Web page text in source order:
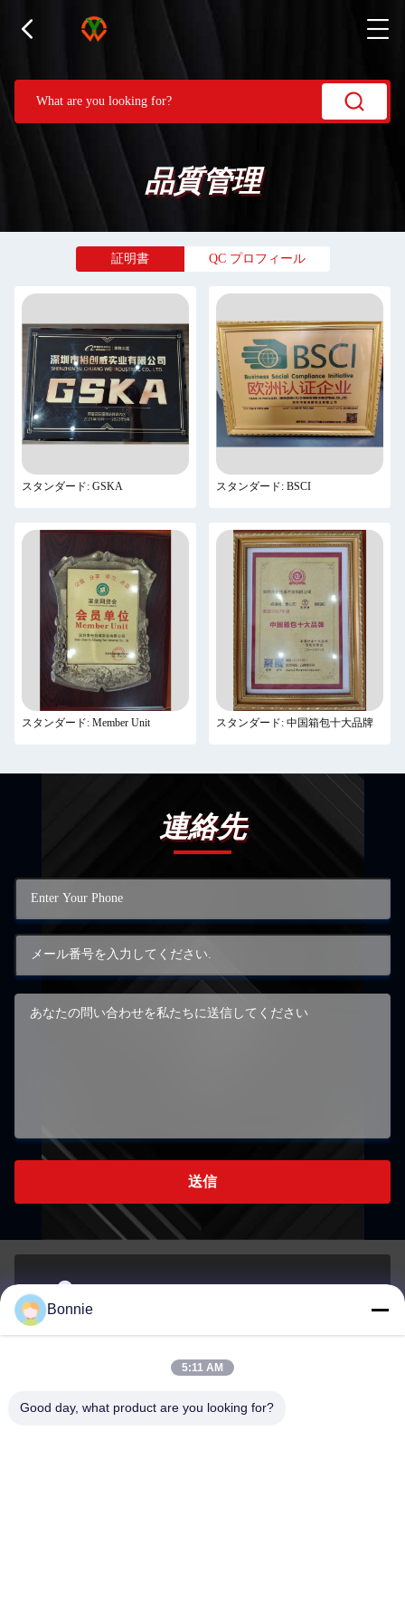
品質管理
証明書 QC プロフィール
スタンダード: GSKA スタンダード: BSCI
スタンダード: Member Unit スタンダード: 中国箱包十大品牌
連絡先
送信
アドレス
メール
Bonnie@szycw918.com
Bonnie
5:11 AM
Good day, what product are you looking for?